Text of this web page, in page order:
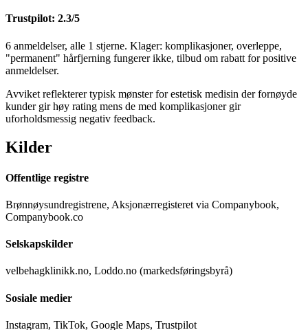
Trustpilot: 2.3/5
6 anmeldelser, alle 1 stjerne. Klager: komplikasjoner, overleppe,
"permanent" hårfjerning fungerer ikke, tilbud om rabatt for positive
anmeldelser.
Avviket reflekterer typisk mønster for estetisk medisin der fornøyde
kunder gir høy rating mens de med komplikasjoner gir
uforholdsmessig negativ feedback.
Kilder
Offentlige registre
Brønnøysundregistrene, Aksjonærregisteret via Companybook,
Companybook.co
Selskapskilder
velbehagklinikk.no, Loddo.no (markedsføringsbyrå)
Sosiale medier
Instagram, TikTok, Google Maps, Trustpilot